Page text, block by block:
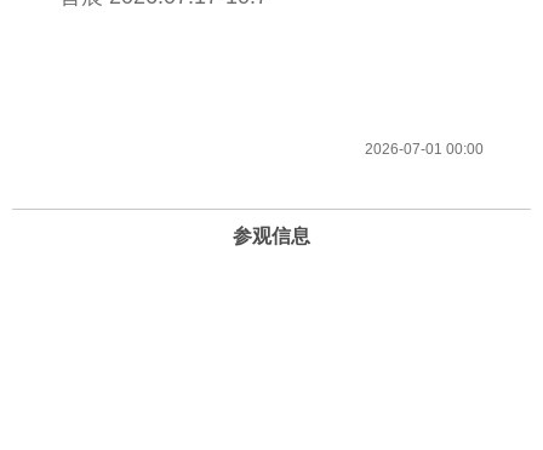
2026-07-01 00:00
参观信息